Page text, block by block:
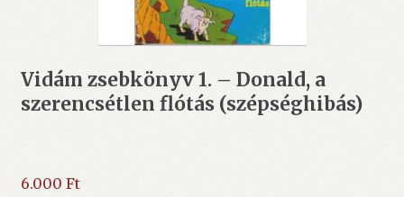
Vidám zsebkönyv 1. – Donald, a
szerencsétlen flótás (szépséghibás)
6.000 Ft